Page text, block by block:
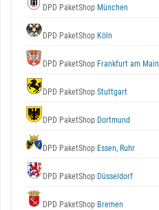
DPD PaketShop München
DPD PaketShop Köln
DPD PaketShop Frankfurt am Main
DPD PaketShop Stuttgart
DPD PaketShop Dortmund
DPD PaketShop Essen, Ruhr
DPD PaketShop Düsseldorf
DPD PaketShop Bremen